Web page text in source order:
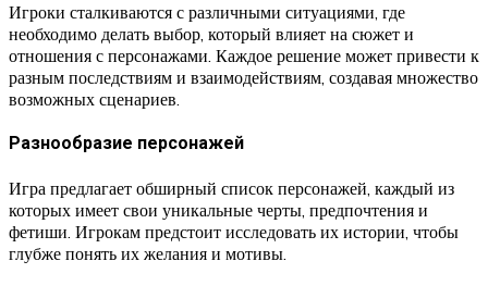
Игроки сталкиваются с различными ситуациями, где
необходимо делать выбор, который влияет на сюжет и
отношения с персонажами. Каждое решение может привести к
разным последствиям и взаимодействиям, создавая множество
возможных сценариев.
Разнообразие персонажей
Игра предлагает обширный список персонажей, каждый из
которых имеет свои уникальные черты, предпочтения и
фетиши. Игрокам предстоит исследовать их истории, чтобы
глубже понять их желания и мотивы.